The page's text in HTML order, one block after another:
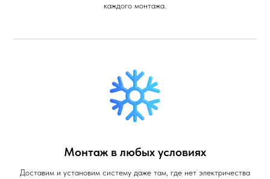
каждого монтажа.
Монтаж в любых условиях
Доставим и установим систему даже там, где нет электричества